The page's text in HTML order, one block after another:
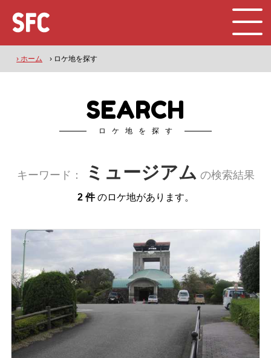
› ホーム › ロケ地を探す
SEARCH
ロケ地を探す
キーワード： ミュージアム の検索結果
2 件のロケ地があります。